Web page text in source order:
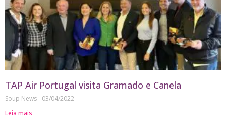
TAP Air Portugal visita Gramado e Canela
Soup News
03/04/2022
Leia mais